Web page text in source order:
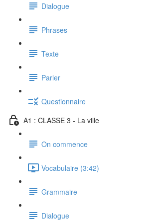
Dialogue
Phrases
Texte
Parler
Questionnaire
A1 : CLASSE 3 - La ville
On commence
Vocabulaire (3:42)
Grammaire
Dialogue